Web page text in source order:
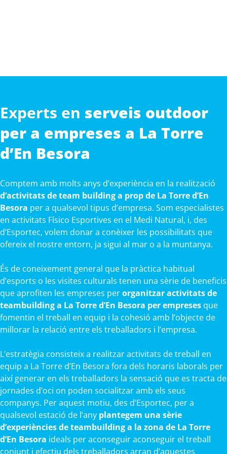
Experts en serveis outdoor
per a empreses a La Torre
d’En Besora
Comptem amb molts anys d’experiència en la realització
d’activitats de team building a prop de La Torre d’En
Besora per a qualsevol tipus d’empresa. Som especialistes
en activitats Físico Esportives en el Medi Natural, i, des
d’Esportec, volem donar a conèixer les possibilitats que
ofereix el nostre entorn, ja sigui al mar o a la muntanya.
És de coneixement general que la pràctica habitual
d’esports o les visites culturals tenen una sèrie de beneficis
que aprofiten les empreses perorganitzar activitats de
teambuilding a La Torre d’En Besora per empreses que
fomentin el treball en equip i la cohesió amb l’objecte de
millorar la relació entre els treballadors i l’empresa.
L’estratègia consisteix a realitzar activitats de treball en
equip a La Torre d’En Besora fora dels horaris laborals per
així generar en els treballadors la sensació que es tracta de
jornades d’oci on poden socialitzar amb els seus
companys. Per aquest motiu, des d’Esportec, per a
qualsevol estació de l’any plantegem una sèrie
d’experiències de teambuilding a la zona de La Torre
d’En Besora ideals per aconseguir aconseguir el treball
conjunt i efectiu dels treballadors arran d’aquestes